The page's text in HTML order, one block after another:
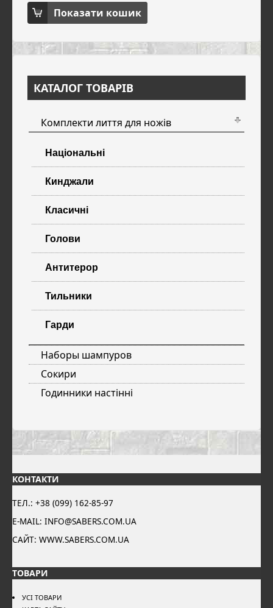
Показати кошик
КАТАЛОГ ТОВАРІВ
Комплекти лиття для ножів
Національні
Кинджали
Класичні
Голови
Антитерор
Тильники
Гарди
Наборы шампуров
Сокири
Годинники настінні
КОНТАКТИ
ТЕЛ.: +38 (099) 162-85-97
E-MAIL: INFO@SABERS.COM.UA
САЙТ: WWW.SABERS.COM.UA
ТОВАРИ
УСІ ТОВАРИ